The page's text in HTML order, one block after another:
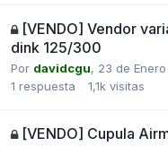
[VENDO] Vendor
dink 125/300
Por davidcgu, 23 de
1 respuesta 1,1k visitas
[VENDO] Cupula